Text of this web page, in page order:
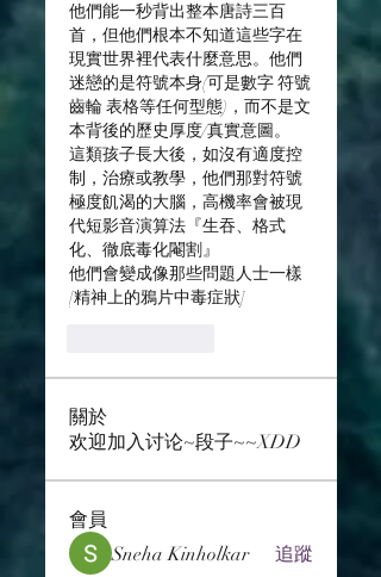
他們能一秒背出整本唐詩三百
首，但他們根本不知道這些字在
現實世界裡代表什麼意思。他們
迷戀的是符號本身(可是數字 符號
齒輪 表格等任何型態)，而不是文
本背後的歷史厚度/真實意圖。
這類孩子長大後，如沒有適度控
制，治療或教學，他們那對符號
極度飢渴的大腦，高機率會被現
代短影音演算法『生吞、格式
化、徹底毒化閹割』
他們會變成像那些問題人士一樣
[精神上的鴉片中毒症狀]
關於
欢迎加入讨论~段子~~XDD
會員
Sneha Kinholkar
追蹤